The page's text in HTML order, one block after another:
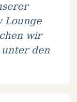
Lounge
wir
unter den